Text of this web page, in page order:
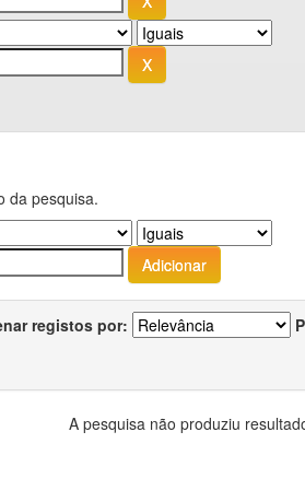
da pesquisa.
registos por:
A pesquisa não produziu